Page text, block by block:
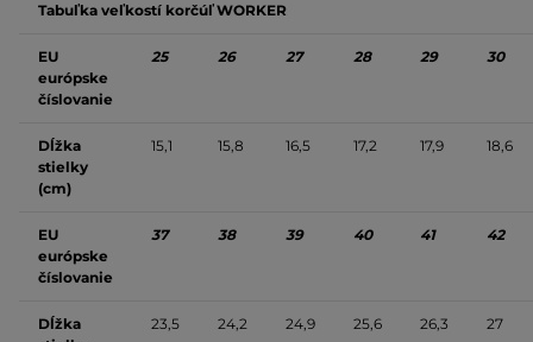
Tabuľka veľkostí korčúľ WORKER
EU
európske
číslovanie
25 26 27 28 29 30
Dĺžka
stielky
(cm)
15,1 15,8 16,5 17,2 17,9 18,6
EU
európske
číslovanie
37 38 39 40 41 42
Dĺžka
23,5 24,2 24,9 25,6 26,3 27